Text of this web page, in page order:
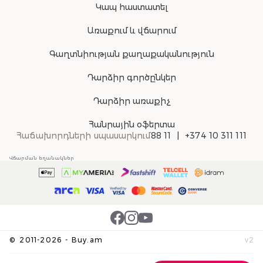
Կապ հաստատել
Առաքում և վճարում
Գաղտնիության քաղաքականություն
Դարձիր գործընկեր
Դարձիր առաքիչ
Հանրային օֆերտա
Հաճախորդների սպասարկում88 11 +374 10 311 111
© 2011-2026 - Buy.am v2
Վճարման եղանակներ